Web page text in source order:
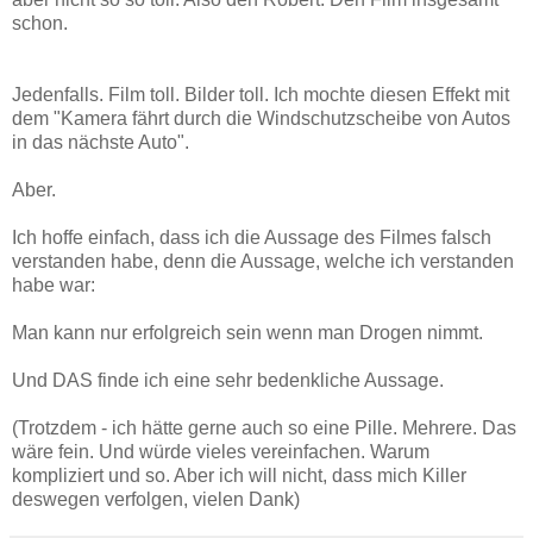
schon.
Jedenfalls. Film toll. Bilder toll. Ich mochte diesen Effekt mit
dem "Kamera fährt durch die Windschutzscheibe von Autos
in das nächste Auto".
Aber.
Ich hoffe einfach, dass ich die Aussage des Filmes falsch
verstanden habe, denn die Aussage, welche ich verstanden
habe war:
Man kann nur erfolgreich sein wenn man Drogen nimmt.
Und DAS finde ich eine sehr bedenkliche Aussage.
(Trotzdem - ich hätte gerne auch so eine Pille. Mehrere. Das
wäre fein. Und würde vieles vereinfachen. Warum
kompliziert und so. Aber ich will nicht, dass mich Killer
deswegen verfolgen, vielen Dank)